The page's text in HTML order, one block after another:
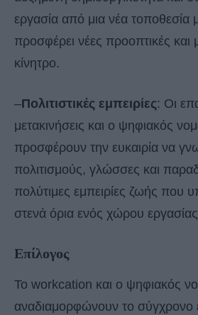
εργασία από μια νέα τοποθεσία
προσφέρει νέες προοπτικές και
κίνητρο.
–Πολιτιστικές εμπειρίες: Οι
μετακινήσεις και ο ψηφιακός
προσφέρουν την ευκαιρία να
πολιτισμούς, γλώσσες και
πολύτιμες εμπειρίες ζωής που
στενά όρια ενός χώρου
Επίλογος
Το workcation και ο ψηφιακός
αναδιαμορφώνουν το σύγχρονο